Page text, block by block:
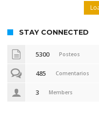
STAY CONNECTED
5300 Posteos
485 Comentarios
3 Members